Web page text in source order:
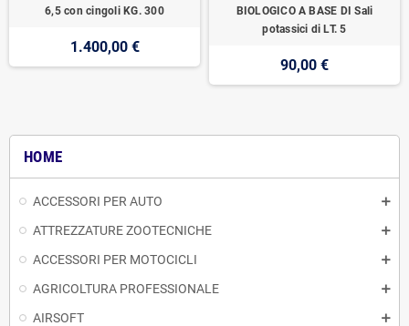
HOME
ACCESSORI PER AUTO
ATTREZZATURE ZOOTECNICHE
ACCESSORI PER MOTOCICLI
AGRICOLTURA PROFESSIONALE
AIRSOFT
6,5 con cingoli KG. 300
1.400,00 €
BIOLOGICO A BASE DI Sali
potassici di LT. 5
90,00 €